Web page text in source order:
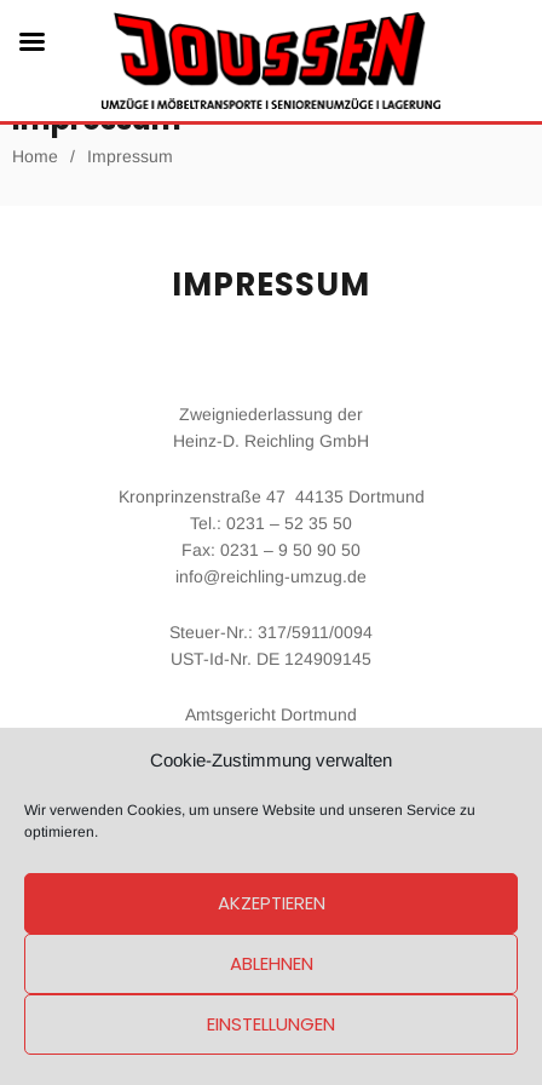
Cookie-Zustimmung verwalten
Wir verwenden Cookies, um unsere Website und unseren Service zu
optimieren.
AKZEPTIEREN
ABLEHNEN
EINSTELLUNGEN
Impressum
Home / Impressum
IMPRESSUM
Zweigniederlassung der
Heinz-D. Reichling GmbH
Kronprinzenstraße 47 44135 Dortmund
Tel.: 0231 – 52 35 50
Fax: 0231 – 9 50 90 50
info@reichling-umzug.de
Steuer-Nr.: 317/5911/0094
UST-Id-Nr. DE 124909145
Amtsgericht Dortmund
Haftung für die Inhalte externer Links. Für den Inhalt der verlinkten
Seiten sind ausschließlich deren Betreiber verantwortlich.